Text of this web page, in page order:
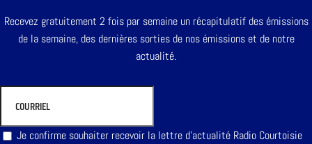
Recevez gratuitement 2 fois par semaine un récapitulatif des émissions
de la semaine, des dernières sorties de nos émissions et de notre
actualité.
Je confirme souhaiter recevoir la lettre d'actualité Radio Courtoisie